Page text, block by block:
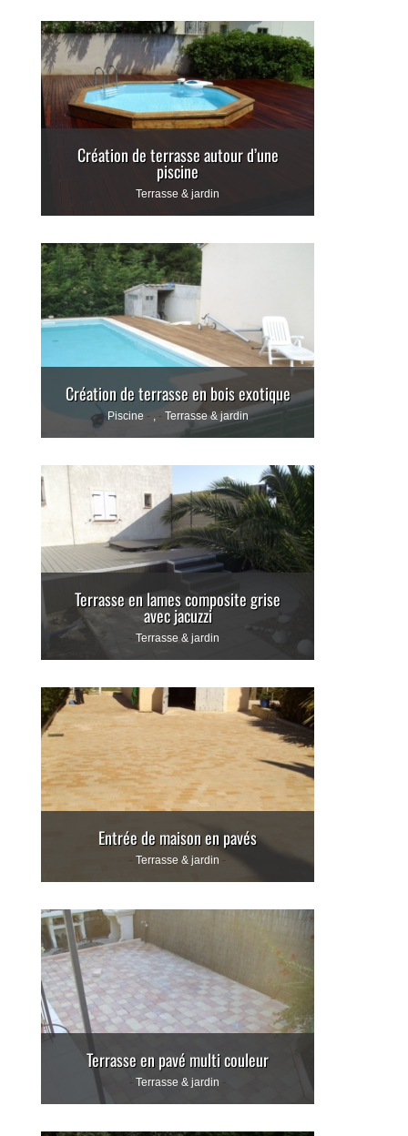
Création de terrasse autour d’une
piscine
Terrasse & jardin
Création de terrasse en bois exotique
Piscine , Terrasse & jardin
Terrasse en lames composite grise
avec jacuzzi
Terrasse & jardin
Entrée de maison en pavés
Terrasse & jardin
Terrasse en pavé multi couleur
Terrasse & jardin